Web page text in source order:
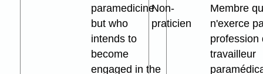
paramedicine
but who
intends to
become
engaged in the
Non-
praticien
Membre
n'exerce
profession
travailleur